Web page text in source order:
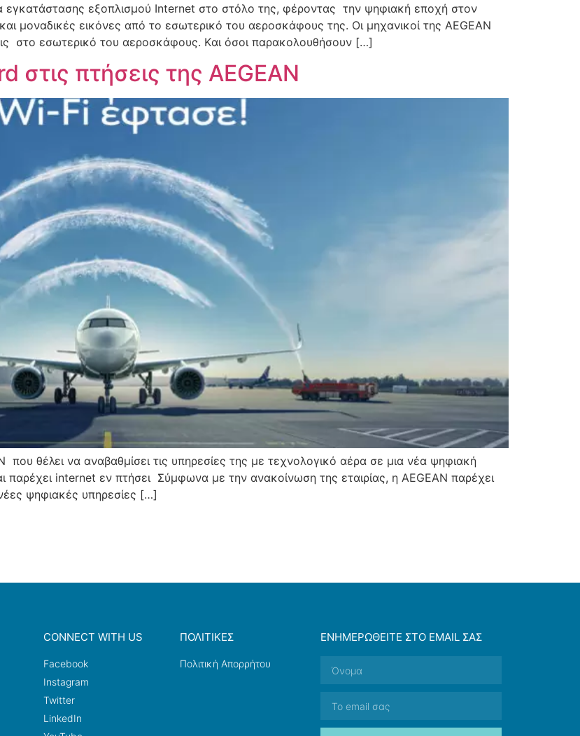
εγκατάστασης εξοπλισμού Internet στο στόλο της, φέροντας την ψηφιακή εποχή στον
μοναδικές εικόνες από το εσωτερικό του αεροσκάφους της. Οι μηχανικοί της AEGEΑΝ
στο εσωτερικό του αεροσκάφους. Kαι όσοι παρακολουθήσουν […]
πτήσεις της AEGEAN
θέλει να αναβαθμίσει τις υπηρεσίες της με τεχνολογικό αέρα σε μια νέα ψηφιακή
παρέχει internet εν πτήσει Σύμφωνα με την ανακοίνωση της εταιρίας, η AEGEAN παρέχει
ψηφιακές υπηρεσίες […]
CONNECT WITH US
Facebook
Instagram
Twitter
LinkedIn
ΠΟΛΙΤΙΚΕΣ
Πολιτική Απορρήτου
ΕΝΗΜΕΡΩΘΕΊΤΕ ΣΤΟ EMAIL ΣΑΣ